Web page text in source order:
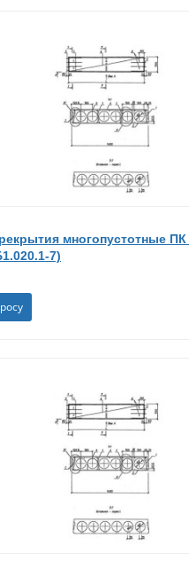
многопустотные ПК
7)